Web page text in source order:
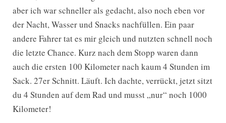
aber ich war schneller als gedacht, also noch eben vor
der Nacht, Wasser und Snacks nachfüllen. Ein paar
andere Fahrer tat es mir gleich und nutzten schnell noch
die letzte Chance. Kurz nach dem Stopp waren dann
auch die ersten 100 Kilometer nach kaum 4 Stunden im
Sack. 27er Schnitt. Läuft. Ich dachte, verrückt, jetzt sitzt
du 4 Stunden auf dem Rad und musst „nur“ noch 1000
Kilometer!